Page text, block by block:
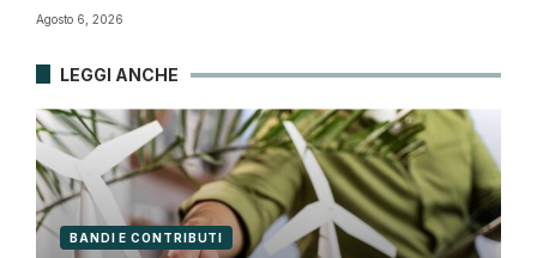
Agosto 6, 2026
LEGGI ANCHE
BANDI E CONTRIBUTI